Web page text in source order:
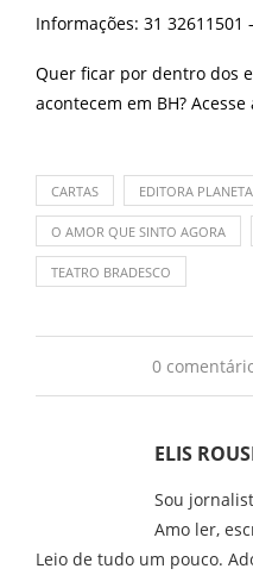
Informações: 31 32611501
Quer ficar por dentro dos
acontecem em BH? Acesse
CARTAS EDITORA PLANETA
O AMOR QUE SINTO AGORA
TEATRO BRADESCO
0
ELIS
Sou
Amo ler,
Leio de tudo um pouco.